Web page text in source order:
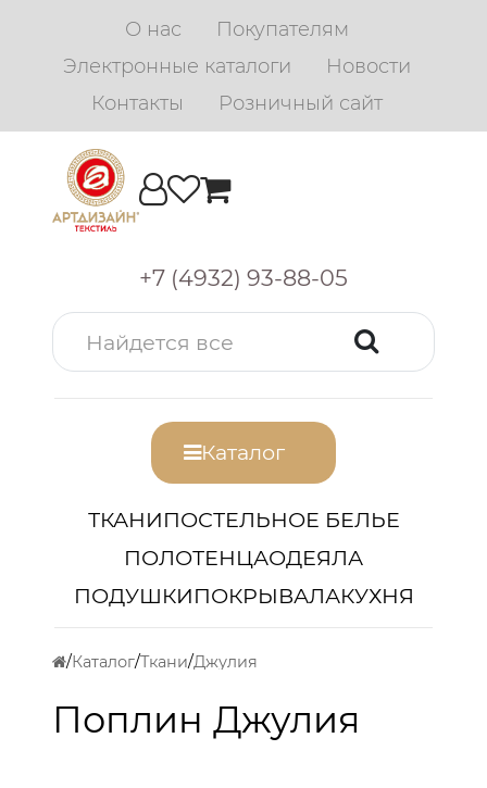
О нас
Покупателям
Электронные каталоги
Новости
Контакты
Розничный сайт
+7 (4932) 93-88-05
Каталог
ТКАНИПОСТЕЛЬНОЕ БЕЛЬЕ
ПОЛОТЕНЦАОДЕЯЛА
ПОДУШКИПОКРЫВАЛАКУХНЯ
Каталог Ткани Джулия
Поплин Джулия